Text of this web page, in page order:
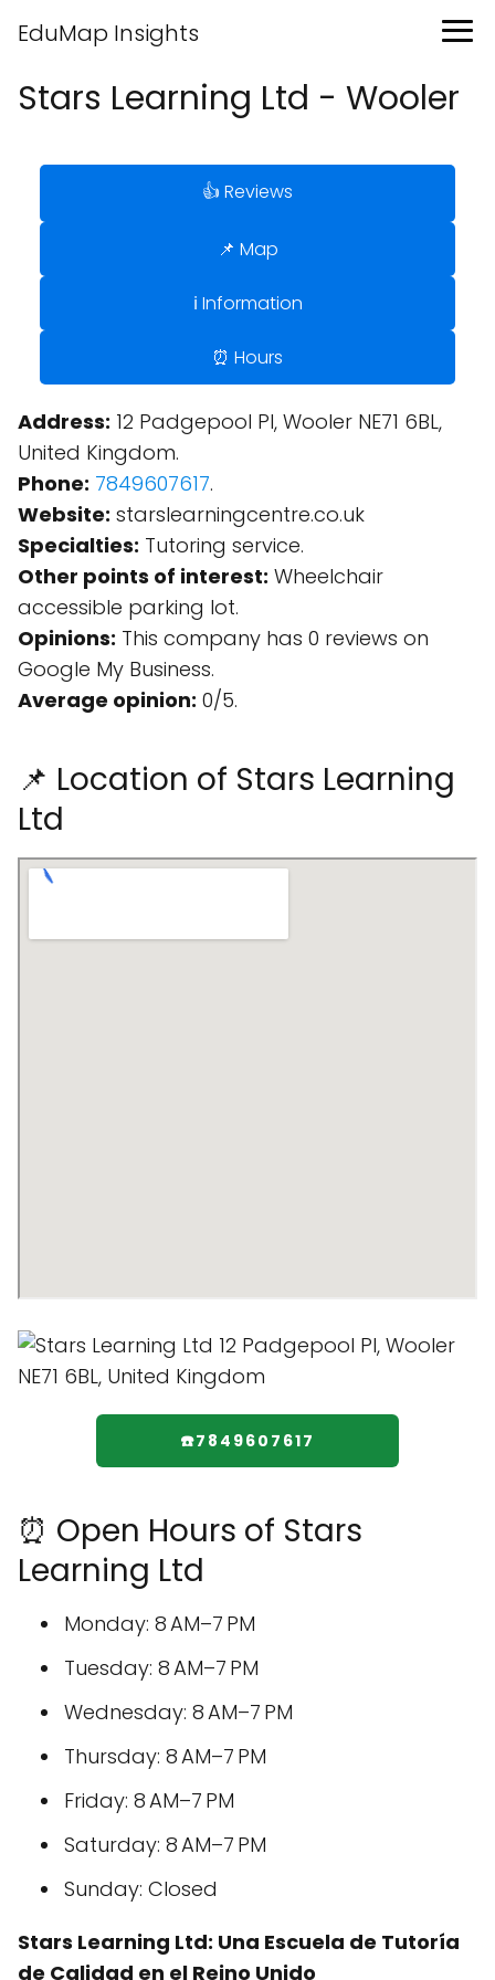
EduMap Insights
Stars Learning Ltd - Wooler
👍 Reviews
📌 Map
ℹ️ Information
⏰ Hours
Address: 12 Padgepool Pl, Wooler NE71 6BL,
United Kingdom.
Phone: 7849607617.
Website: starslearningcentre.co.uk
Specialties: Tutoring service.
Other points of interest: Wheelchair
accessible parking lot.
Opinions: This company has 0 reviews on
Google My Business.
Average opinion: 0/5.
📌 Location of Stars Learning
Ltd
☎️7849607617
⏰ Open Hours of Stars
Learning Ltd
Monday: 8 AM–7 PM
Tuesday: 8 AM–7 PM
Wednesday: 8 AM–7 PM
Thursday: 8 AM–7 PM
Friday: 8 AM–7 PM
Saturday: 8 AM–7 PM
Sunday: Closed
Stars Learning Ltd: Una Escuela de Tutoría
de Calidad en el Reino Unido